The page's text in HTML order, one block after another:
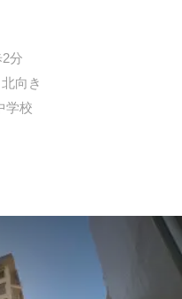
2分
向き
学校